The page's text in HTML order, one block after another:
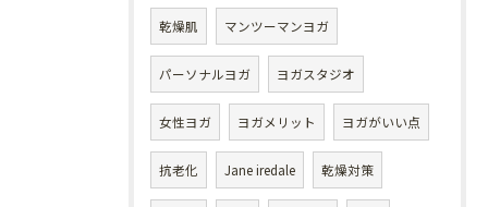
乾燥肌 マンツーマンヨガ
パーソナルヨガ ヨガスタジオ
女性ヨガ ヨガメリット ヨガがいい点
抗老化 Jane iredale 乾燥対策